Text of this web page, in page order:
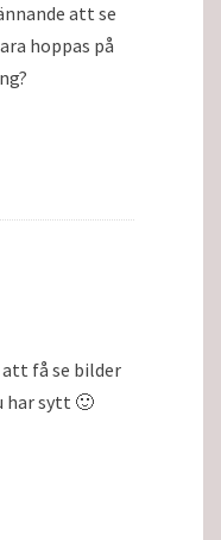
att se
hoppas på
att få se bilder
har sytt 🙂